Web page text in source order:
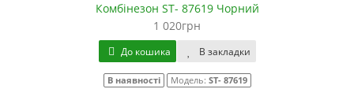
Комбінезон ST- 87619 Чорний
1 020грн
До кошика В закладки
В наявності Модель: ST- 87619